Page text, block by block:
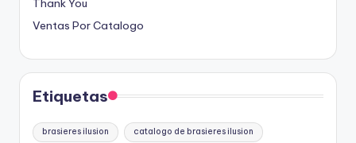
Thank You
Ventas Por Catalogo
Etiquetas
brasieres ilusion catalogo de brasieres ilusion